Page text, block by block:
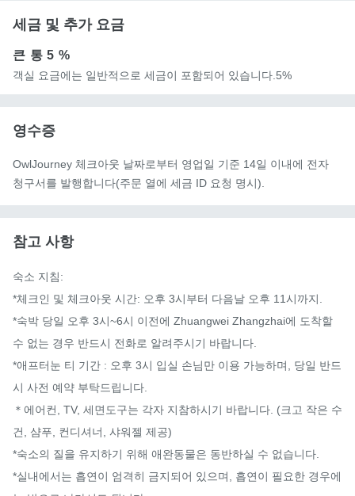
세금 및 추가 요금
큰 통5 %
객실 요금에는 일반적으로 세금이 포함되어 있습니다.5%
영수증
OwlJourney 체크아웃 날짜로부터 영업일 기준 14일 이내에 전자
청구서를 발행합니다(주문 열에 세금 ID 요청 명시).
참고 사항
숙소 지침:
*체크인 및 체크아웃 시간: 오후 3시부터 다음날 오후 11시까지.
*숙박 당일 오후 3시~6시 이전에 Zhuangwei Zhangzhai에 도착할
수 없는 경우 반드시 전화로 알려주시기 바랍니다.
*애프터눈 티 기간 : 오후 3시 입실 손님만 이용 가능하며, 당일 반드
시 사전 예약 부탁드립니다.
＊에어컨, TV, 세면도구는 각자 지참하시기 바랍니다. (크고 작은 수
건, 샴푸, 컨디셔너, 샤워젤 제공)
*숙소의 질을 유지하기 위해 애완동물은 동반하실 수 없습니다.
*실내에서는 흡연이 엄격히 금지되어 있으며, 흡연이 필요한 경우에